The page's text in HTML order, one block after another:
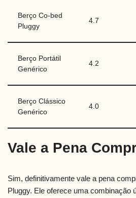
Berço Co-bed
Pluggy
4.7
Berço Portátil
Genérico
4.2
Berço Clássico
Genérico
4.0
Vale a Pena
Sim, definitivamente vale a pena
Pluggy. Ele oferece uma combinação